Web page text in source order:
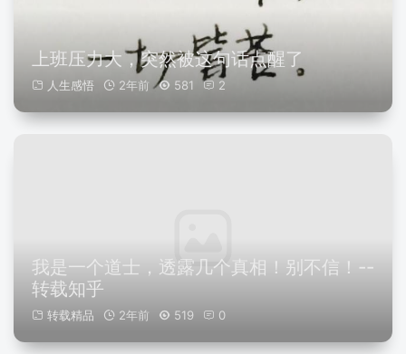
上班压力大，突然被这句话点醒了
人生感悟 2年前 581 2
我是一个道士，透露几个真相！别不信！--
转载知乎
转载精品 2年前 519 0